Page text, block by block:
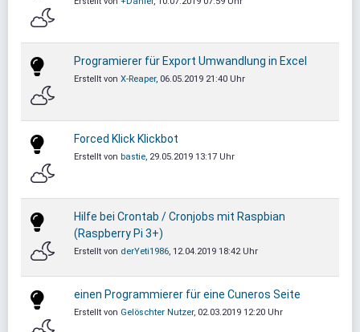
Programierer für Export Umwandlung in Excel
Erstellt von X-Reaper, 06.05.2019 21:40 Uhr
Forced Klick Klickbot
Erstellt von bastie , 29.05.2019 13:17 Uhr
Hilfe bei Crontab / Cronjobs mit Raspbian
(Raspberry Pi 3+)
Erstellt von derYeti1986 , 12.04.2019 18:42 Uhr
einen Programmierer für eine Cuneros Seite
Erstellt von Gelöschter Nutzer, 02.03.2019 12:20 Uhr